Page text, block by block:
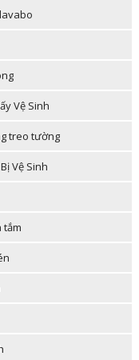
Vệ Sinh
treo tường
Vệ Sinh
tắm